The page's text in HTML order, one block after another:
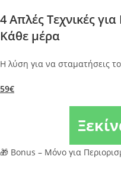
4 Απλές Τεχνικές
Κάθε μέρα
Η λύση για να σταματήσεις
59€
🎁 Bonus – Μόνο για